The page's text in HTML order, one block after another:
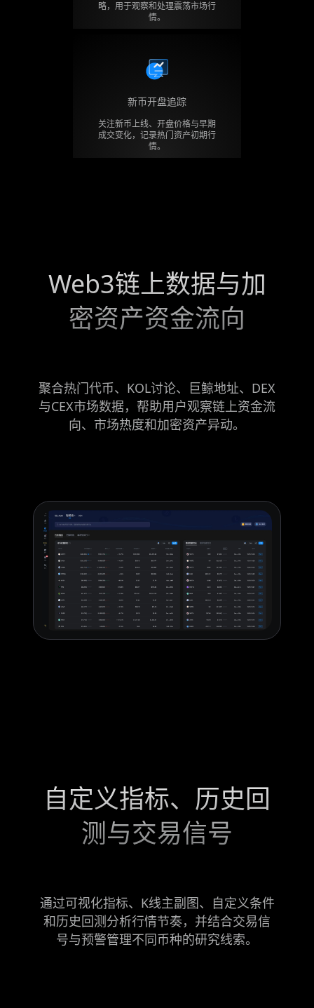
略，用于观察和处理震荡市场行
情。
新币开盘追踪
关注新币上线、开盘价格与早期
成交变化，记录热门资产初期行
情。
Web3链上数据与加
密资产资金流向
聚合热门代币、KOL讨论、巨鲸地址、DEX
与CEX市场数据，帮助用户观察链上资金流
自定义指标、历史回
测与交易信号
通过可视化指标、K线主副图、自定义条件
和历史回测分析行情节奏，并结合交易信